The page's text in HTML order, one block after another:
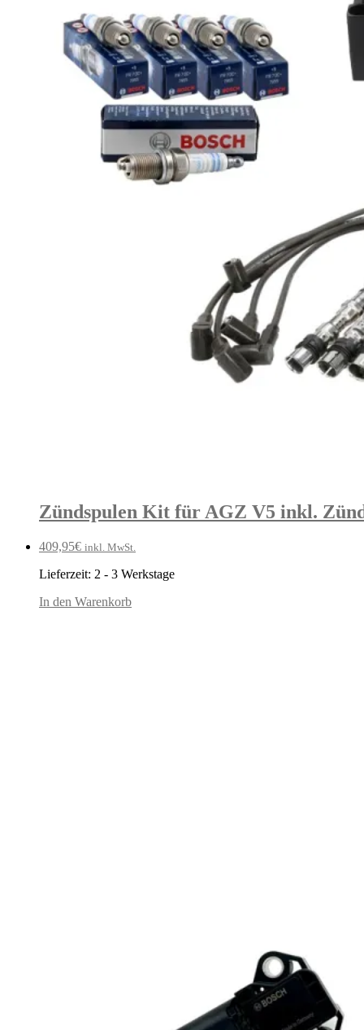
Zündspulen Kit für AGZ V5 inkl.
409,95€ inkl. MwSt.
Lieferzeit: 2 - 3 Werkstage
In den Warenkorb